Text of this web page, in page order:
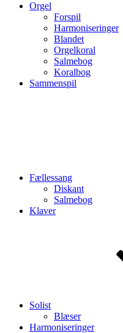
Orgel
Forspil
Harmoniseringer
Blandet
Orgelkoral
Salmebog
Koralbog
Sammenspil
Fællessang
Diskant
Salmebog
Klaver
Solist
Blæser
Harmoniseringer